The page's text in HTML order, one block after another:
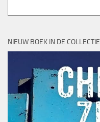
NIEUW BOEK IN DE COLLECTIE